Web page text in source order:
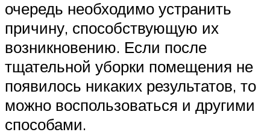
очередь необходимо устранить
причину, способствующую их
возникновению. Если после
тщательной уборки помещения не
появилось никаких результатов, то
можно воспользоваться и другими
способами.